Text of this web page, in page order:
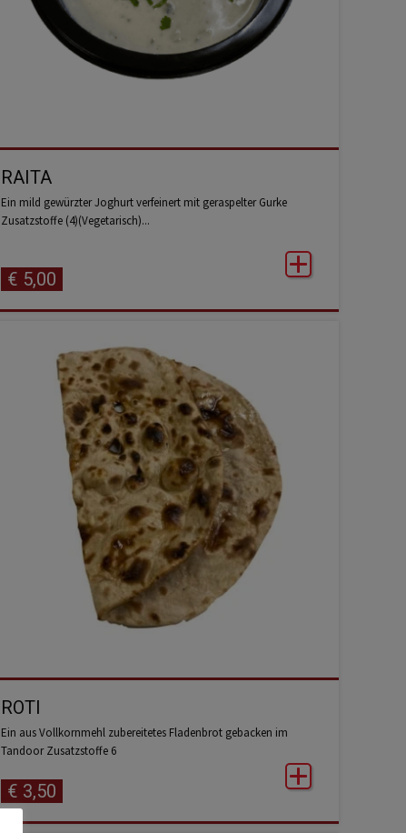
RAITA
Ein mild gewürzter Joghurt verfeinert mit geraspelter Gurke
Zusatzstoffe (4)(Vegetarisch)...
€ 5,00
ROTI
Ein aus Vollkornmehl zubereitetes Fladenbrot gebacken im
Tandoor Zusatzstoffe 6
€ 3,50